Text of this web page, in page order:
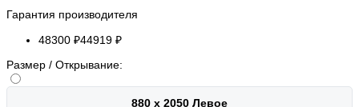
Гарантия производителя
48300 ₽44919 ₽
Размер / Открывание:
880 х 2050 Левое